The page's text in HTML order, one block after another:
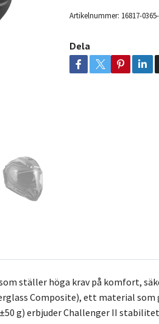
Artikelnummer: 16817-
Dela
ställer höga krav på komfort,
Composite), ett material
g) erbjuder Challenger II